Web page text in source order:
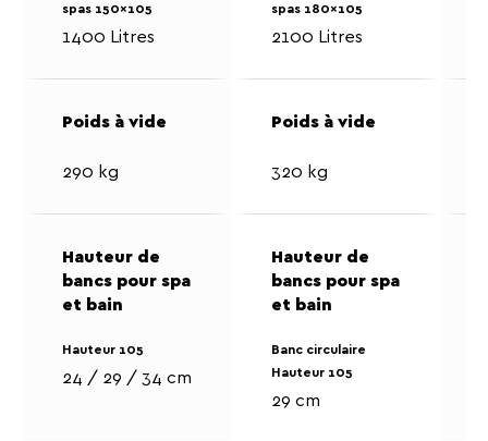
spas 150x105
1400 Litres
spas 180x105
2100 Litres
290 kg 320 kg
Hauteur 105
24 / 29 / 34 cm
Banc circulaire
Hauteur 105
29 cm